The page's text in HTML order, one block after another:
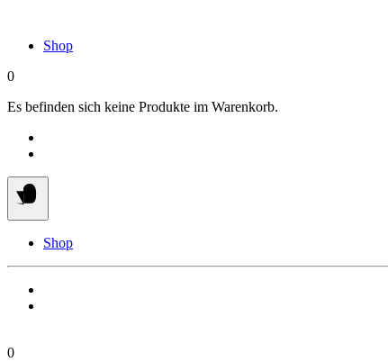
Inhalt
Shop
0
Es befinden sich keine Produkte im Warenkorb.
Shop
0